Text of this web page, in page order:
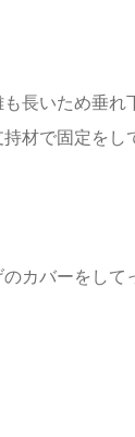
長いため垂れ
材で固定をし
カバーをして